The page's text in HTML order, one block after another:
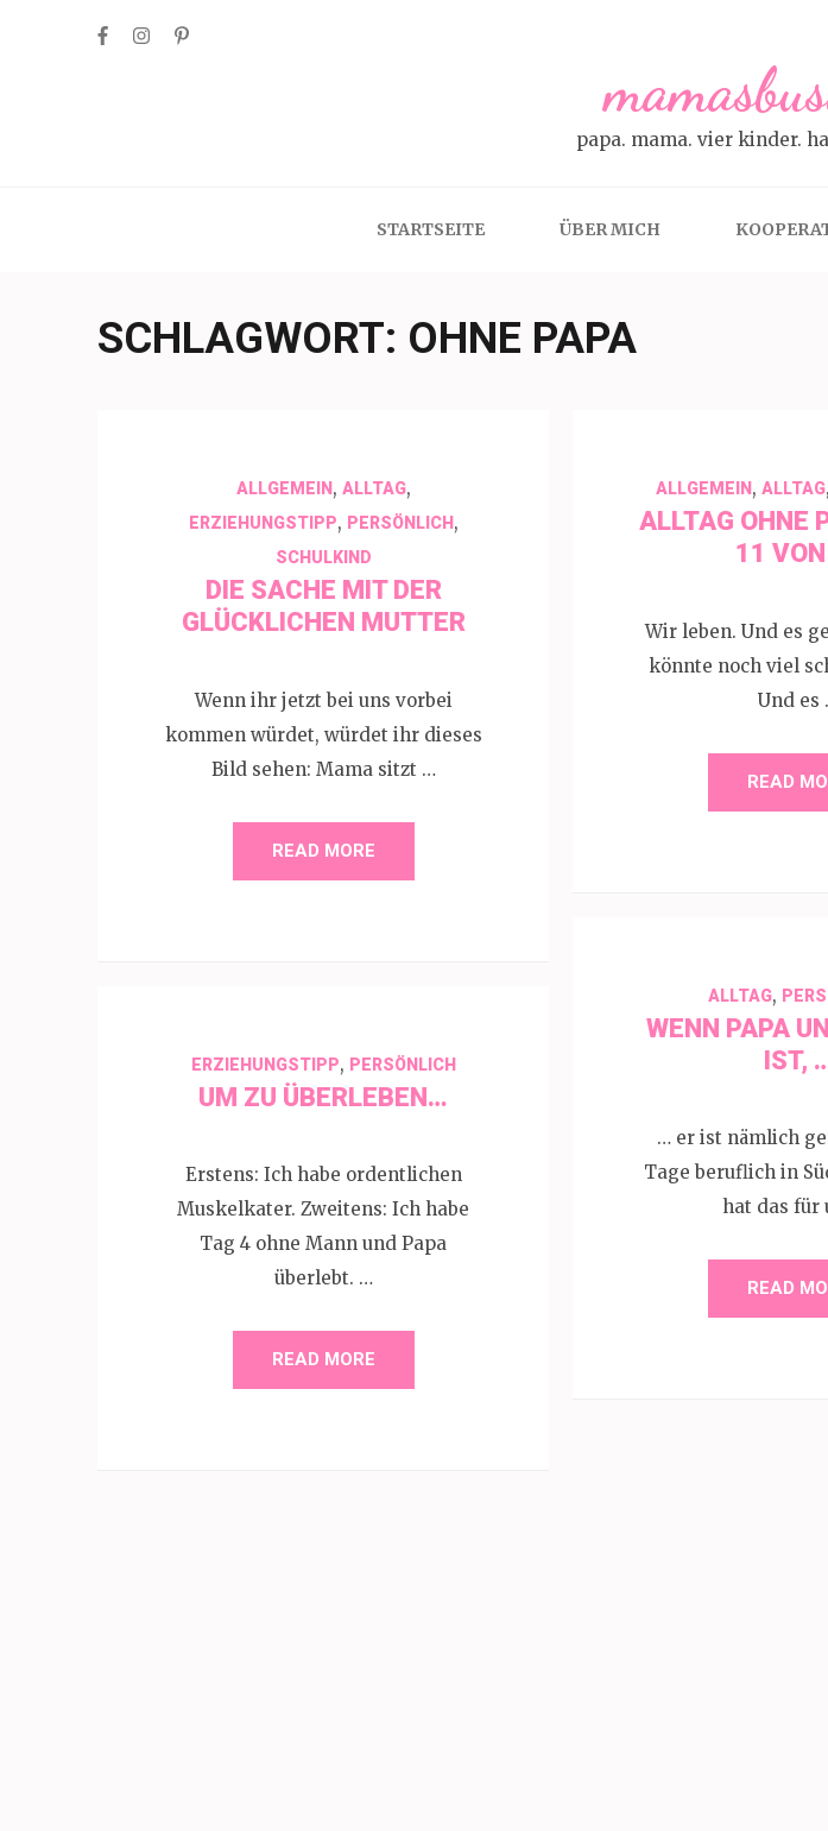
papa. mama. vier kinder.
STARTSEITE ÜBER MICH
SCHLAGWORT: OHNE PAPA
ALLGEMEIN, ALLTAG,
ERZIEHUNGSTIPP, PERSÖNLICH,
SCHULKIND
DIE SACHE MIT DER
GLÜCKLICHEN MUTTER
Wenn ihr jetzt bei uns vorbei
kommen würdet, würdet ihr dieses
Bild sehen: Mama sitzt …
READ MORE
ALLGEMEIN, ALLTAG,
ALLTAG OHNE
11
Wir leben. Und es
könnte noch viel
Und es
READ
ALLTAG,
WENN PAPA
IST,
… er ist nämlich
Tage beruflich in
hat das für
READ
ERZIEHUNGSTIPP, PERSÖNLICH
UM ZU ÜBERLEBEN…
Erstens: Ich habe ordentlichen
Muskelkater. Zweitens: Ich habe
Tag 4 ohne Mann und Papa
überlebt. …
READ MORE